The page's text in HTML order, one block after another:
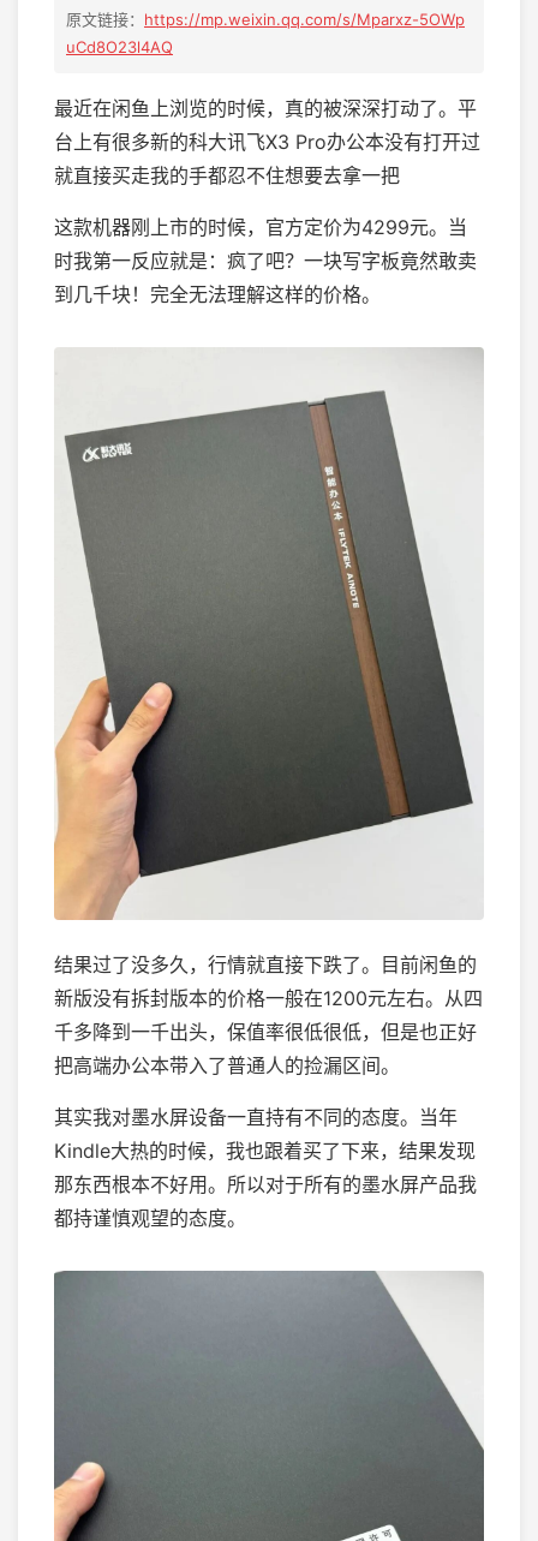
原文链接： https://mp.weixin.qq.com/s/Mparxz-5OWp
uCd8O23l4AQ
最近在闲鱼上浏览的时候，真的被深深打动了。平
台上有很多新的科大讯飞X3 Pro办公本没有打开过
就直接买走我的手都忍不住想要去拿一把
这款机器刚上市的时候，官方定价为4299元。当
时我第一反应就是：疯了吧？一块写字板竟然敢卖
到几千块！完全无法理解这样的价格。
结果过了没多久，行情就直接下跌了。目前闲鱼的
新版没有拆封版本的价格一般在1200元左右。从四
千多降到一千出头，保值率很低很低，但是也正好
把高端办公本带入了普通人的捡漏区间。
其实我对墨水屏设备一直持有不同的态度。当年
Kindle大热的时候，我也跟着买了下来，结果发现
那东西根本不好用。所以对于所有的墨水屏产品我
都持谨慎观望的态度。